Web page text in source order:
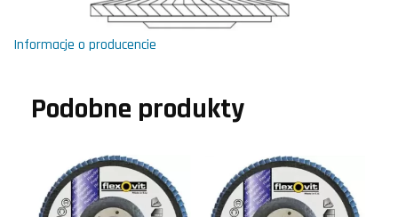
Informacje o producencie
Podobne produkty